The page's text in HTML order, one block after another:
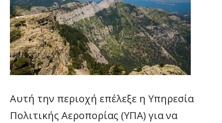
Αυτή την περιοχή επέλεξε η Υπηρεσία
Πολιτικής Αεροπορίας (ΥΠΑ) για να